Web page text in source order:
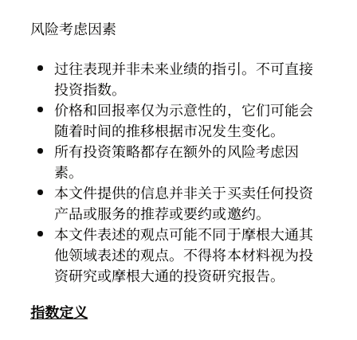
风险考虑因素
过往表现并非未来业绩的指引。不可直接
投资指数。
价格和回报率仅为示意性的，它们可能会
随着时间的推移根据市况发生变化。
所有投资策略都存在额外的风险考虑因
素。
本文件提供的信息并非关于买卖任何投资
产品或服务的推荐或要约或邀约。
本文件表述的观点可能不同于摩根大通其
他领域表述的观点。不得将本材料视为投
资研究或摩根大通的投资研究报告。
指数定义